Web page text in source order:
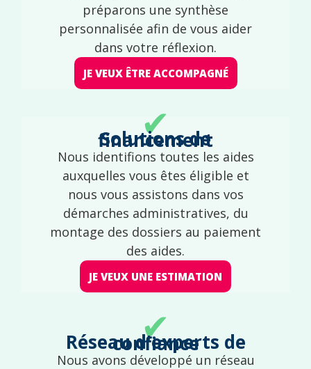
préparons une synthèse
personnalisée afin de vous aider
dans votre réflexion.
JE VEUX ÊTRE ACCOMPAGNÉ
✔
Solutions de financement
Nous identifions toutes les aides
auxquelles vous êtes éligible et
nous vous assistons dans vos
démarches administratives, du
montage des dossiers au paiement
des aides.
JE VEUX UNE ESTIMATION
✔
Réseau d'experts de confiance
Nous avons développé un réseau